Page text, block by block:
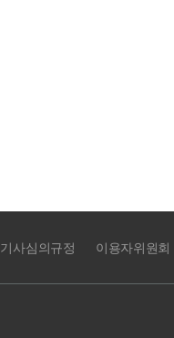
기사심의규정 이용자위원회